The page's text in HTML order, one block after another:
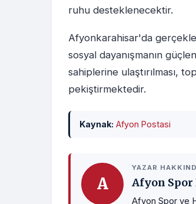
ruhu desteklenecektir.
Afyonkarahisar'da
sosyal dayanışmanın
sahiplerine ulaştırılması,
pekiştirmektedir.
Kaynak: Afyon Postasi
A
YAZAR
Afyon Spor
Afyon Spor ve